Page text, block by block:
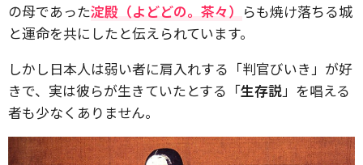
の母であった淀殿（よどどの。茶々） らも焼け落ちる城
と運命を共にしたと伝えられています。
しかし日本人は弱い者に肩入れする「判官びいき」が好
きで、実は彼らが生きていたとする「生存説」を唱える
者も少なくありません。